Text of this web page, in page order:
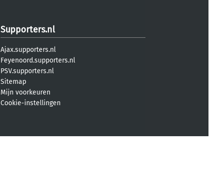
Supporters.nl
Ajax.supporters.nl
Feyenoord.supporters.nl
PSV.supporters.nl
Sitemap
Mijn voorkeuren
Cookie-instellingen